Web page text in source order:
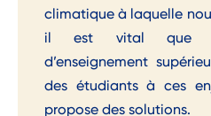
climatique à laquelle
il est vital que
d’enseignement
des étudiants à ces
propose des solutions.